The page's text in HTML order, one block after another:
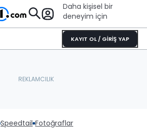
Daha kişisel bir
deneyim için
KAYIT OL / GİRİŞ YAP
Speedtail Fotoğraflar